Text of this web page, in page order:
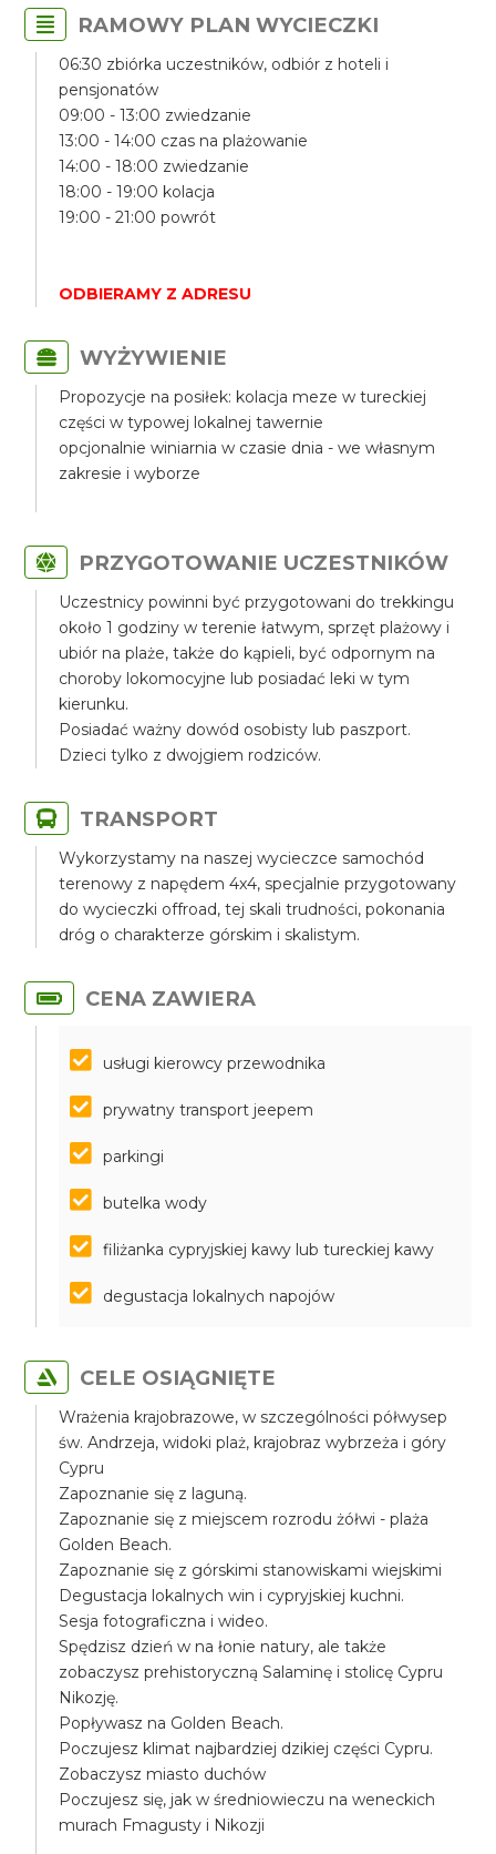
RAMOWY PLAN WYCIECZKI
06:30 zbiórka uczestników, odbiór z hoteli i
pensjonatów
09:00 - 13:00 zwiedzanie
13:00 - 14:00 czas na plażowanie
14:00 - 18:00 zwiedzanie
18:00 - 19:00 kolacja
19:00 - 21:00 powrót
ODBIERAMY Z ADRESU
WYŻYWIENIE
Propozycje na posiłek: kolacja meze w tureckiej
części w typowej lokalnej tawernie
opcjonalnie winiarnia w czasie dnia - we własnym
zakresie i wyborze
PRZYGOTOWANIE UCZESTNIKÓW
Uczestnicy powinni być przygotowani do trekkingu
około 1 godziny w terenie łatwym, sprzęt plażowy i
ubiór na plaże, także do kąpieli, być odpornym na
choroby lokomocyjne lub posiadać leki w tym
kierunku.
Posiadać ważny dowód osobisty lub paszport.
Dzieci tylko z dwojgiem rodziców.
TRANSPORT
Wykorzystamy na naszej wycieczce samochód
terenowy z napędem 4x4, specjalnie przygotowany
do wycieczki offroad, tej skali trudności, pokonania
dróg o charakterze górskim i skalistym.
CENA ZAWIERA
usługi kierowcy przewodnika
prywatny transport jeepem
parkingi
butelka wody
filiżanka cypryjskiej kawy lub tureckiej kawy
degustacja lokalnych napojów
CELE OSIĄGNIĘTE
Wrażenia krajobrazowe, w szczególności półwysep
św. Andrzeja, widoki plaż, krajobraz wybrzeża i góry
Cypru
Zapoznanie się z laguną.
Zapoznanie się z miejscem rozrodu żółwi - plaża
Golden Beach.
Zapoznanie się z górskimi stanowiskami wiejskimi
Degustacja lokalnych win i cypryjskiej kuchni.
Sesja fotograficzna i wideo.
Spędzisz dzień w na łonie natury, ale także
zobaczysz prehistoryczną Salaminę i stolicę Cypru
Nikozję.
Popływasz na Golden Beach.
Poczujesz klimat najbardziej dzikiej części Cypru.
Zobaczysz miasto duchów
Poczujesz się, jak w średniowieczu na weneckich
murach Fmagusty i Nikozji